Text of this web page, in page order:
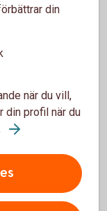
sker den 4
kundbrev Sv
(pdf)
Nordea
(pdf)
rättelse (pdf)
din
när du vill,
din profil när du